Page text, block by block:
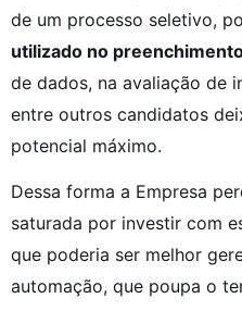
de um processo seletivo,
utilizado no
de dados, na avaliação de
entre outros candidatos
potencial máximo.
Dessa forma a Empresa
saturada por investir com
que poderia ser melhor
automação, que poupa o